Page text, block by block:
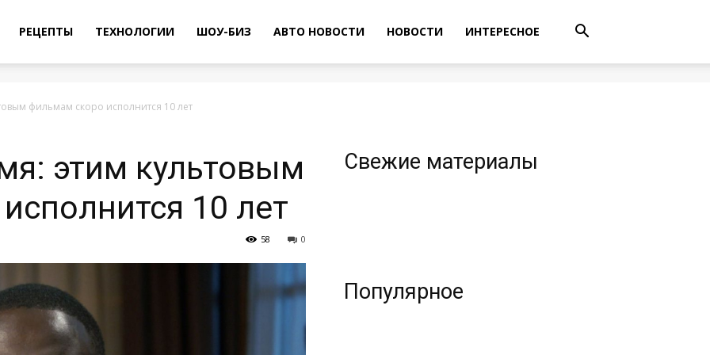
РЕЦЕПТЫ ТЕХНОЛОГИИ ШОУ-БИЗ АВТО НОВОСТИ НОВОСТИ ИНТЕРЕСНОЕ
фильмам скоро исполнится 10 лет
этим культовым
10 лет
0
58
Свежие материалы
Популярное